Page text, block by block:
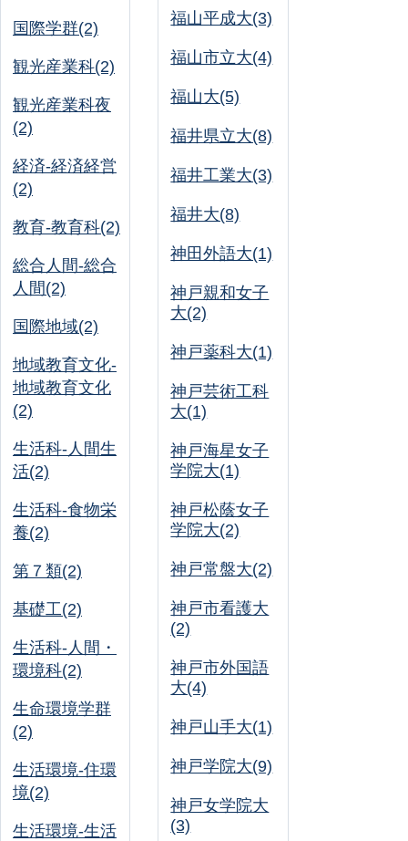
国際学群(2)
観光産業科(2)
観光産業科夜
(2)
経済-経済経営
(2)
教育-教育科(2)
総合人間-総合
人間(2)
国際地域(2)
地域教育文化-
地域教育文化
(2)
生活科-人間生
活(2)
生活科-食物栄
養(2)
第７類(2)
基礎工(2)
生活科-人間・
環境科(2)
生命環境学群
(2)
生活環境-住環
境(2)
生活環境-生活
福山平成大(3)
福山市立大(4)
福山大(5)
福井県立大(8)
福井工業大(3)
福井大(8)
神田外語大(1)
神戸親和女子
大(2)
神戸薬科大(1)
神戸芸術工科
大(1)
神戸海星女子
学院大(1)
神戸松蔭女子
学院大(2)
神戸常盤大(2)
神戸市看護大
(2)
神戸市外国語
大(4)
神戸山手大(1)
神戸学院大(9)
神戸女学院大
(3)